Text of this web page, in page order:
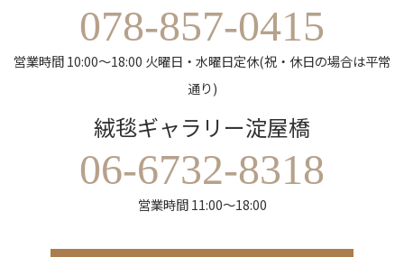
078-857-0415
営業時間 10:00～18:00 火曜日・水曜日定休(祝・休日の場合は平常
通り)
絨毯ギャラリー淀屋橋
06-6732-8318
営業時間 11:00～18:00